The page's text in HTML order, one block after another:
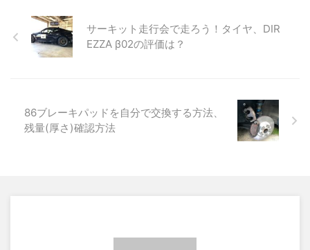
サーキット走行会で走ろう！タイヤ、DIR
EZZA β02の評価は？
86ブレーキパッドを自分で交換する方法、
残量(厚さ)確認方法